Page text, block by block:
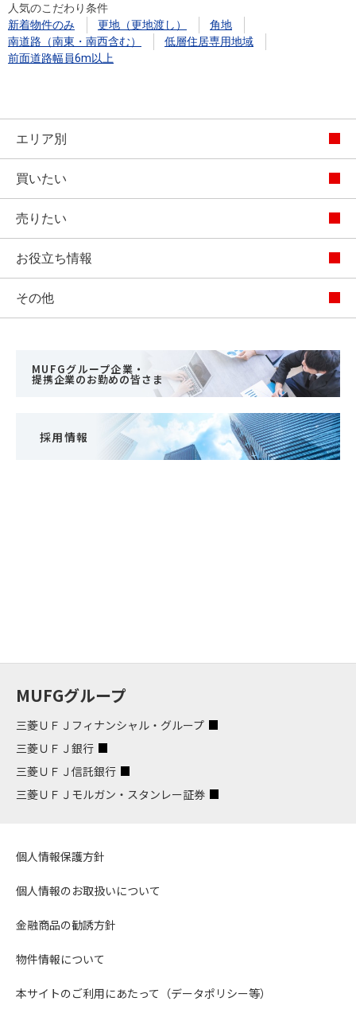
人気のこだわり条件
新着物件のみ
更地（更地渡し）
角地
南道路（南東・南西含む）
低層住居専用地域
前面道路幅員6m以上
エリア別
買いたい
売りたい
お役立ち情報
その他
MUFGグループ企業・
提携企業のお勤めの皆さま
採用情報
MUFGグループ
三菱ＵＦＪフィナンシャル・グループ
三菱ＵＦＪ銀行
三菱ＵＦＪ信託銀行
三菱ＵＦＪモルガン・スタンレー証券
個人情報保護方針
個人情報のお取扱いについて
金融商品の勧誘方針
物件情報について
本サイトのご利用にあたって（データポリシー等）